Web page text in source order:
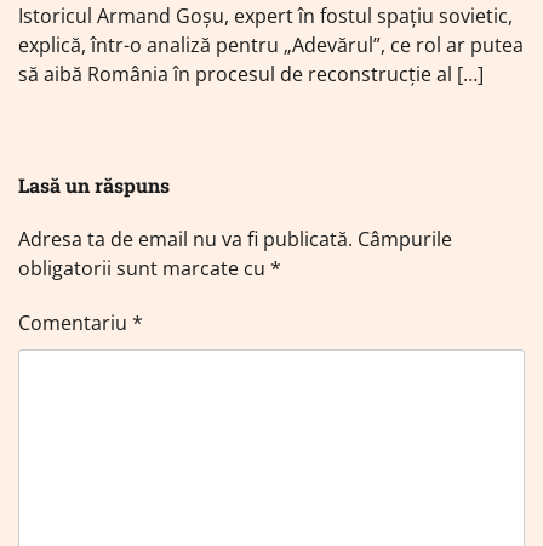
Istoricul Armand Goșu, expert în fostul spațiu sovietic,
explică, într-o analiză pentru „Adevărul”, ce rol ar putea
să aibă România în procesul de reconstrucție al […]
Lasă un răspuns
Adresa ta de email nu va fi publicată. Câmpurile
obligatorii sunt marcate cu *
Comentariu *